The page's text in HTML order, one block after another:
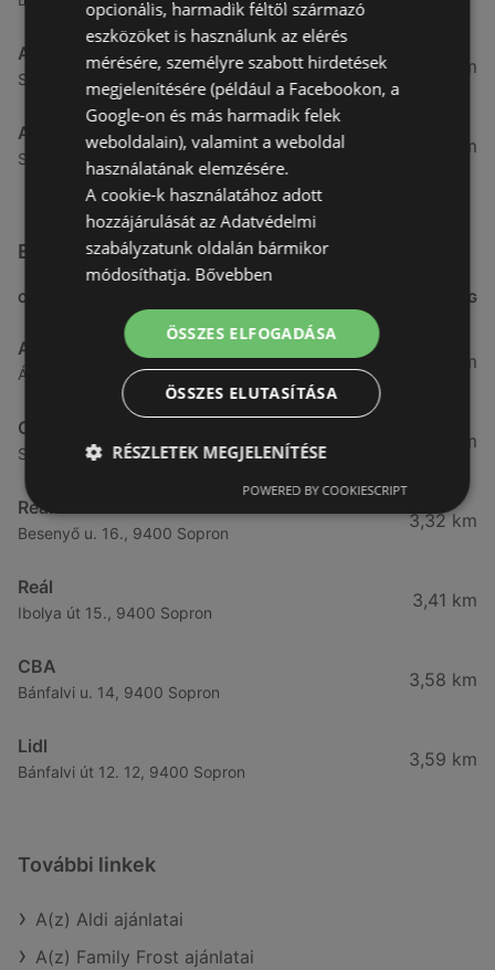
Aldi
Szent Márton u. 57-61., 9700 Szombathely
51,54 km
Aldi
Szent Gellért utca 49., 9700 Szombathely
53,49 km
Egyéb Szupermarketek üzletek a közelben
CÍM TÁVOLSÁG
ALDI
Ágfalvi út 4/a, 9400 Sopron
3,26 km
CBA
Somfalvi u. 14., 9400 Sopron
3,31 km
Reál
Besenyő u. 16., 9400 Sopron
3,32 km
Reál
Ibolya út 15., 9400 Sopron
3,41 km
CBA
Bánfalvi u. 14, 9400 Sopron
3,58 km
Lidl
Bánfalvi út 12. 12, 9400 Sopron
3,59 km
További linkek
A(z) Aldi ajánlatai
A(z) Family Frost ajánlatai
opcionális, harmadik féltől származó
eszközöket is használunk az elérés
mérésére, személyre szabott hirdetések
megjelenítésére (például a Facebookon, a
Google-on és más harmadik felek
weboldalain), valamint a weboldal
használatának elemzésére.
A cookie-k használatához adott
hozzájárulását az Adatvédelmi
szabályzatunk oldalán bármikor
módosíthatja. Bővebben
ÖSSZES ELFOGADÁSA
ÖSSZES ELUTASÍTÁSA
RÉSZLETEK MEGJELENÍTÉSE
POWERED BY COOKIESCRIPT